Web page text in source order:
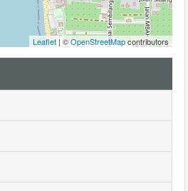
Leaflet | ©OpenStreetMapcontributors